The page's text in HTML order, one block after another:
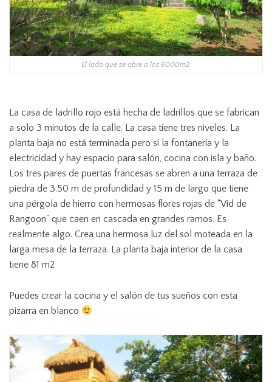
El lado que se abre a los 6000m2.
La casa de ladrillo rojo está hecha de ladrillos que se fabrican
a solo 3 minutos de la calle. La casa tiene tres niveles. La
planta baja no está terminada pero sí la fontanería y la
electricidad y hay espacio para salón, cocina con isla y baño.
Los tres pares de puertas francesas se abren a una terraza de
piedra de 3.50 m de profundidad y 15 m de largo que tiene
una pérgola de hierro con hermosas flores rojas de “Vid de
Rangoon” que caen en cascada en grandes ramos. Es
realmente algo. Crea una hermosa luz del sol moteada en la
larga mesa de la terraza. La planta baja interior de la casa
tiene 81 m2
Puedes crear la cocina y el salón de tus sueños con esta
pizarra en blanco